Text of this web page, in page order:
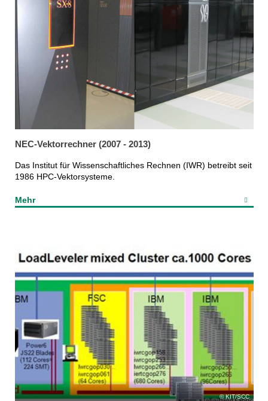
NEC-Vektorrechner (2007 - 2013)
Das Institut für Wissenschaftliches Rechnen (IWR) betreibt seit
1986 HPC-Vektorsysteme.
Mehr
KIT/SCC